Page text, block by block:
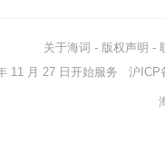
关于海词 - 版权声明 -
11 月 27 日开始服务 沪ICP